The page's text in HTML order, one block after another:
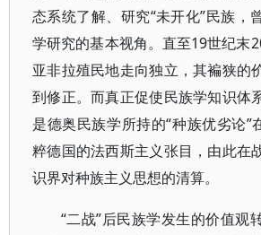
态系统了解、研究“未开化”民族，
学研究的基本视角。直至19世纪末
亚非拉殖民地走向独立，其褊狭的
到修正。而真正促使民族学知识体
是德奥民族学所持的“种族优劣论”
粹德国的法西斯主义张目，由此在
识界对种族主义思想的清算。
“二战”后民族学发生的价值观